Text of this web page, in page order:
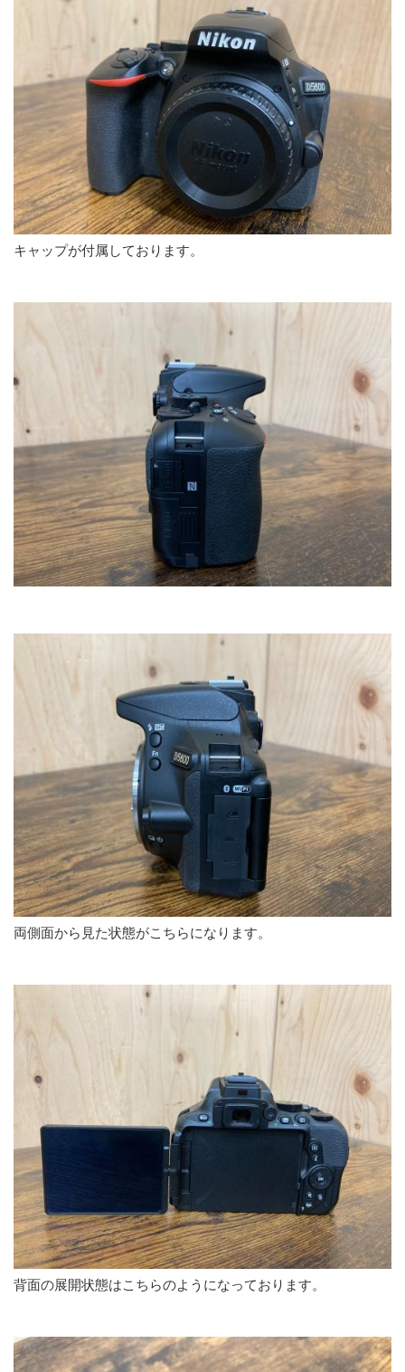
キャップが付属しております。
両側面から見た状態がこちらになります。
背面の展開状態はこちらのようになっております。